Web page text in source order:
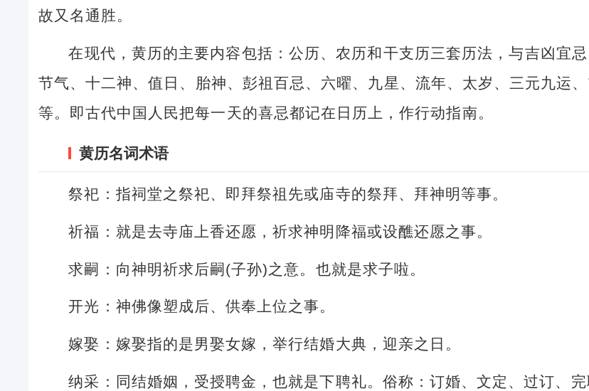
故又名通胜。
在现代，黄历的主要内容包括：公历、农历和干支历三套历法，与吉凶宜
节气、十二神、值日、胎神、彭祖百忌、六曜、九星、流年、太岁、三元九运
等。即古代中国人民把每一天的喜忌都记在日历上，作行动指南。
黄历名词术语
祭祀：指祠堂之祭祀、即拜祭祖先或庙寺的祭拜、拜神明等事。
祈福：就是去寺庙上香还愿，祈求神明降福或设醮还愿之事。
求嗣：向神明祈求后嗣(子孙)之意。也就是求子啦。
开光：神佛像塑成后、供奉上位之事。
嫁娶：嫁娶指的是男娶女嫁，举行结婚大典，迎亲之日。
纳采：同结婚姻，受授聘金，也就是下聘礼。俗称：订婚、文定、过订、完